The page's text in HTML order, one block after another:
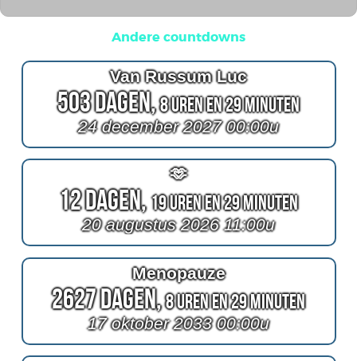
Andere countdowns
Van Russum Luc
503 Dagen,8 Uren en 29 Minuten
24 december 2027 00:00u
🫶
12 Dagen,19 Uren en 29 Minuten
20 augustus 2026 11:00u
Menopauze
2627 Dagen,8 Uren en 29 Minuten
17 oktober 2033 00:00u